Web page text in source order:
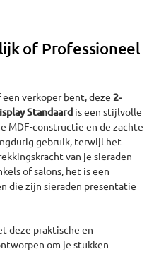
of Professioneel
verkoper bent, deze 2-
Standaard is een stijlvolle
MDF-constructie en de zachte
gebruik, terwijl het
van je sieraden
of salons, het is een
die zijn sieraden presentatie
deze praktische en
om je stukken